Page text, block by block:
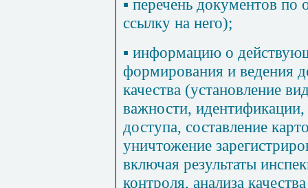
▪ перечень документов по
ссылку на него);
▪ информацию о
формирования и ведения
качества (установление
важности,
доступа, составление
уничтожение
включая результаты
контроля, анализа